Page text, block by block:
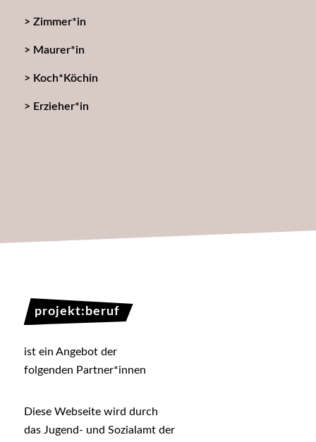
Zimmer*in
Maurer*in
Koch*Köchin
Erzieher*in
projekt:beruf
ist ein Angebot der
folgenden Partner*innen
Diese Webseite wird durch
das Jugend- und Sozialamt der